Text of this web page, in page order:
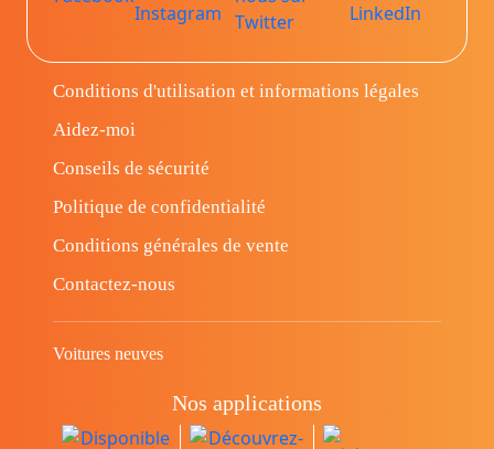
Conditions d'utilisation et informations légales
Aidez-moi
Conseils de sécurité
Politique de confidentialité
Conditions générales de vente
Contactez-nous
Voitures neuves
Nos applications